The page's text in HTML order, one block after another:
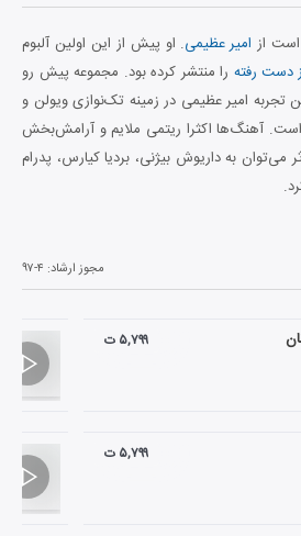
از امیر عظیمی. او پیش از این اولین آلبوم
دست رفته را منتشر کرده بود. مجموعه پیش رو
تجربه امیر عظیمی در زمینه تک‌نوازی ویولن و
است. آهنگ‌ها اکثرا ریتمی ملایم و آرامش‌بخش
می‌توان به داریوش بیژنی، بردیا کیارس، پدرام
مجوز ارشاد: ۹۷-۴
۵,۷۹۹ ت
۵,۷۹۹ ت